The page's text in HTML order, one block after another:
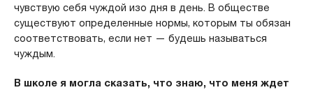
чувствую себя чуждой изо дня в день. В обществе
существуют определенные нормы, которым ты обязан
соответствовать, если нет — будешь называться
чуждым.
В школе я могла сказать, что знаю, что меня ждет